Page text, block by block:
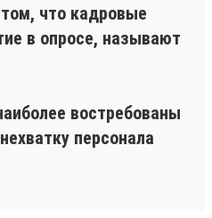
что кадровые
в опросе, называют
востребованы
персонала